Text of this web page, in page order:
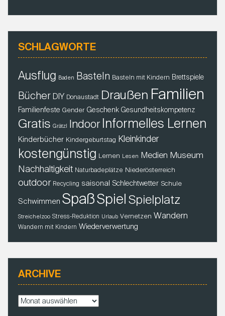
SCHLAGWORTE
Ausflug Baden Basteln Basteln mit Kindern Brettspiele
BücherDIY Donaustadt Draußen Familien
Familienfeste Gender Geschenk Gesundheitskompetenz
Gratis Grätzl Indoor Informelles Lernen
Kinderbücher Kindergeburtstag Kleinkinder
kostengünstig Lernen Lesen Medien Museum
Nachhaltigkeit Naturbadeplätze Niederösterreich
outdoor Recycling saisonal Schlechtwetter Schule
Schwimmen SpaßSpiel Spielplatz
Streichelzoo Stress-Reduktion Urlaub Vernetzen Wandern
Wandern mit Kindern Wiederverwertung
ARCHIVE
A
r